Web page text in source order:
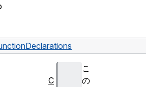
こ
の
C